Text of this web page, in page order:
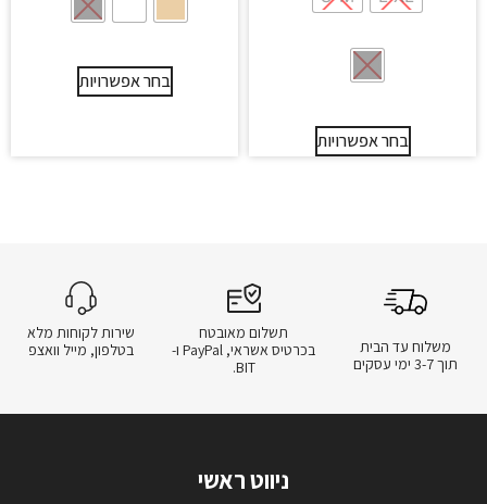
בחר אפשרויות
בחר אפשרויות
משלוח עד הבית
תוך 3-7 ימי עסקים
תשלום מאובטח
בכרטיס אשראי, PayPal ו-
BIT.
שירות לקוחות מלא
בטלפון, מייל וואצפ
ניווט ראשי